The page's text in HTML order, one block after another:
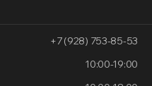
+7 (928) 753-85-53
10:00-19:00